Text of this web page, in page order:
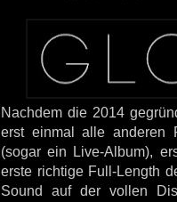
Nachdem die 2014
erst einmal alle anderen
(sogar ein Live-Album),
erste richtige Full-Length
Sound auf der vollen